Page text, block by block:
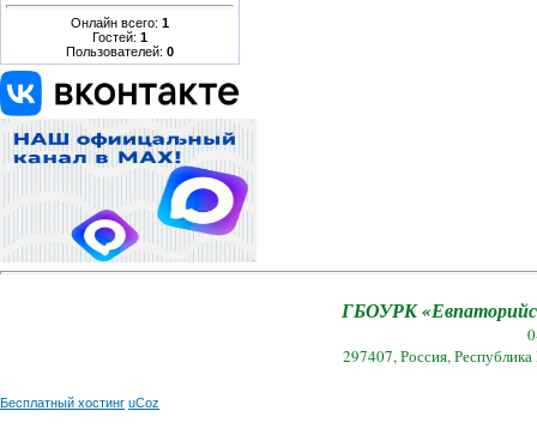
Онлайн всего: 1
Гостей: 1
Пользователей: 0
ГБОУРК
297407, Россия,
Бесплатный хостинг uCoz